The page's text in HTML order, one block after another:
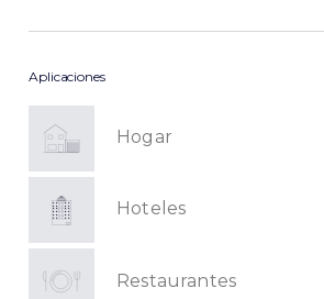
Aplicaciones
Hogar
Hoteles
Restaurantes